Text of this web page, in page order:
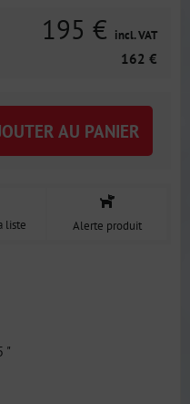
195 € incl. VAT
162 €
AU PANIER
liste Alerte produit
"